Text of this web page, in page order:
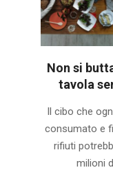
Non si
tavola
10-
29
Il cibo che
consumato e
rifiuti
milioni